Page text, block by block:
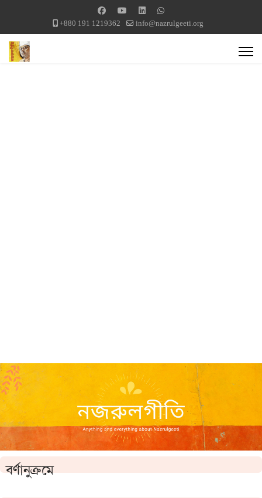
+880 191 1219362 info@nazrulgeeti.org
বর্ণানুক্রমে